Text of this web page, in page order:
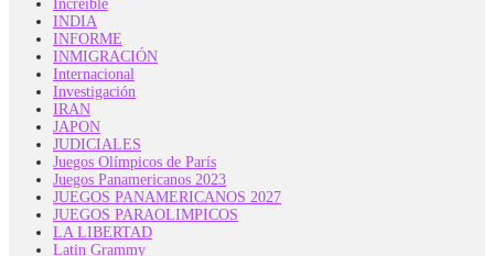
Increible
INDIA
INFORME
INMIGRACIÓN
Internacional
Investigación
IRAN
JAPON
JUDICIALES
Juegos Olímpicos de París
Juegos Panamericanos 2023
JUEGOS PANAMERICANOS 2027
JUEGOS PARAOLIMPICOS
LA LIBERTAD
Latin Grammy